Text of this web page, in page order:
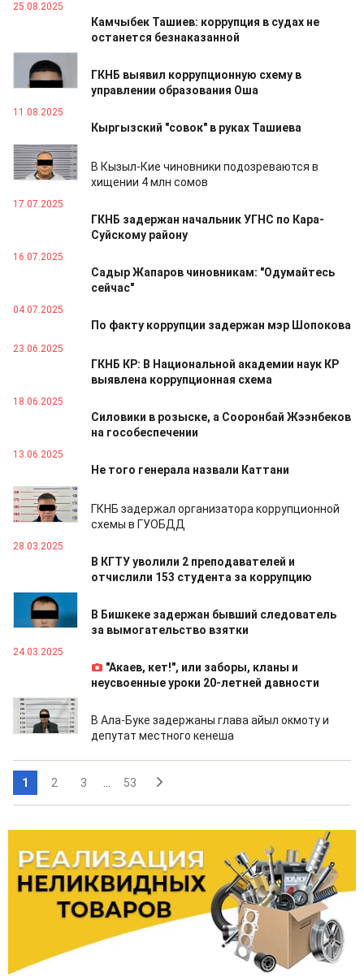
25.08.2025
Камчыбек Ташиев: коррупция в судах не
останется безнаказанной
21.08.2025
ГКНБ выявил коррупционную схему в
управлении образования Оша
11.08.2025
Кыргызский "совок" в руках Ташиева
04.08.2025
В Кызыл-Кие чиновники подозреваются в
хищении 4 млн сомов
17.07.2025
ГКНБ задержан начальник УГНС по Кара-
Суйскому району
16.07.2025
Садыр Жапаров чиновникам: "Одумайтесь
сейчас"
04.07.2025
По факту коррупции задержан мэр Шопокова
23.06.2025
ГКНБ КР: В Национальной академии наук КР
выявлена коррупционная схема
18.06.2025
Силовики в розыске, а Сооронбай Жээнбеков
на гособеспечении
13.06.2025
Не того генерала назвали Каттани
23.04.2025
ГКНБ задержал организатора коррупционной
схемы в ГУОБДД
28.03.2025
В КГТУ уволили 2 преподавателей и
отчислили 153 студента за коррупцию
27.03.2025
В Бишкеке задержан бывший следователь
за вымогательство взятки
24.03.2025
"Акаев, кет!", или заборы, кланы и
неусвоенные уроки 20-летней давности
24.03.2025
В Ала-Буке задержаны глава айыл окмоту и
депутат местного кенеша
1 2 3 53